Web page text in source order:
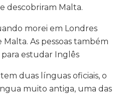
descobriram Malta.
morei em Londres
As pessoas também
estudar Inglês
duas línguas oficiais, o
muito antiga, uma das